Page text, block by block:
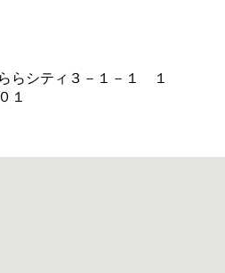
らシティ３－１－１ １
１